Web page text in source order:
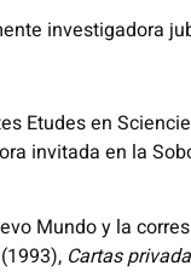
investigadora
Etudes en
invitada en la
Mundo y la
Cartas